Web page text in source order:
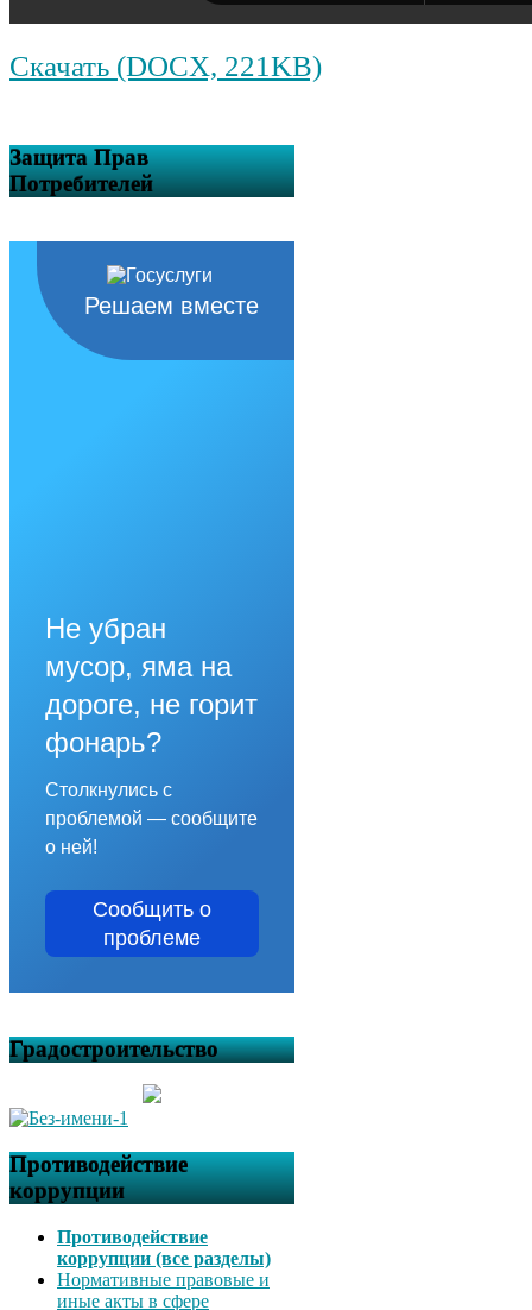
Скачать (DOCX, 221KB)
Защита Прав
Потребителей
Решаем вместе
Не убран
мусор, яма на
дороге, не горит
фонарь?
Столкнулись с
проблемой — сообщите
о ней!
Сообщить о
проблеме
Градостроительство
Противодействие
коррупции
Противодействие
коррупции (все разделы)
Нормативные правовые и
иные акты в сфере